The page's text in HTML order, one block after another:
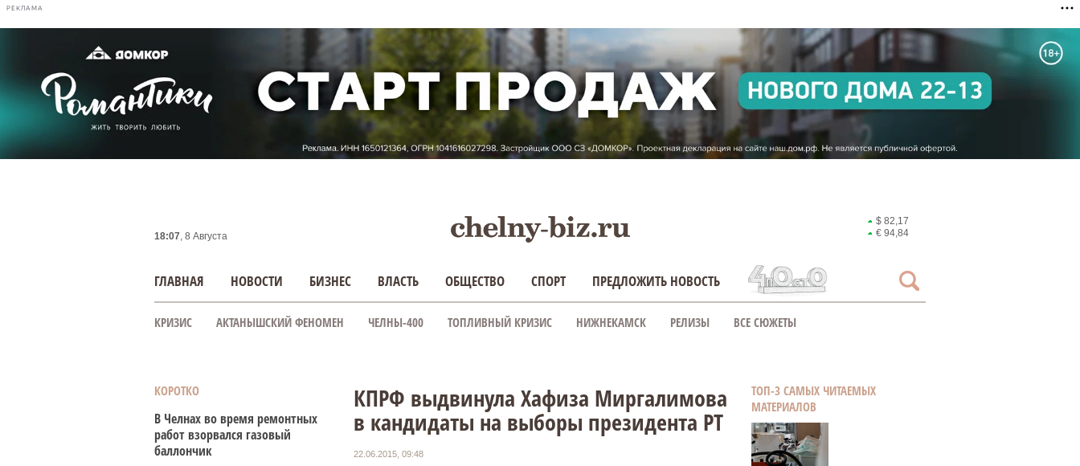
РЕКЛАМА
18:07, 8 Августа
$ 82,17
€ 94,84
ГЛАВНАЯ НОВОСТИ БИЗНЕС ВЛАСТЬ ОБЩЕСТВО СПОРТ ПРЕДЛОЖИТЬ НОВОСТЬ
КРИЗИС АКТАНЫШСКИЙ ФЕНОМЕН ЧЕЛНЫ-400 ТОПЛИВНЫЙ КРИЗИС НИЖНЕКАМСК РЕЛИЗЫ ВСЕ СЮЖЕТЫ
КОРОТКО
В Челнах во время ремонтных
работ взорвался газовый
баллончик
КПРФ выдвинула Хафиза Миргалимова
в кандидаты на выборы президента РТ
22.06.2015, 09:48
ТОП-3 САМЫХ ЧИТАЕМЫХ
МАТЕРИАЛОВ